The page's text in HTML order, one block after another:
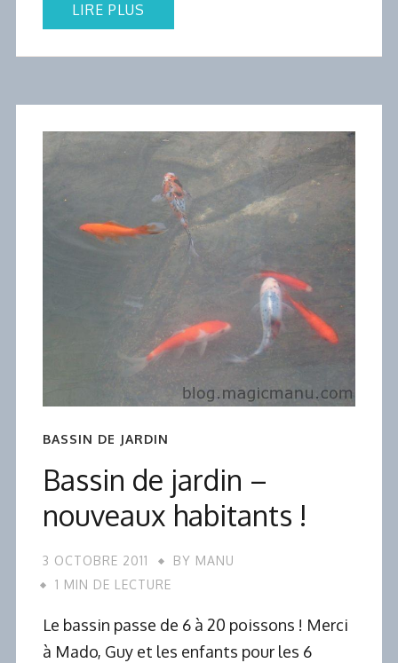
LIRE PLUS
BASSIN DE JARDIN
Bassin de jardin –
nouveaux habitants !
3 OCTOBRE 2011 BY MANU
1 MIN DE LECTURE
Le bassin passe de 6 à 20 poissons ! Merci
à Mado, Guy et les enfants pour les 6